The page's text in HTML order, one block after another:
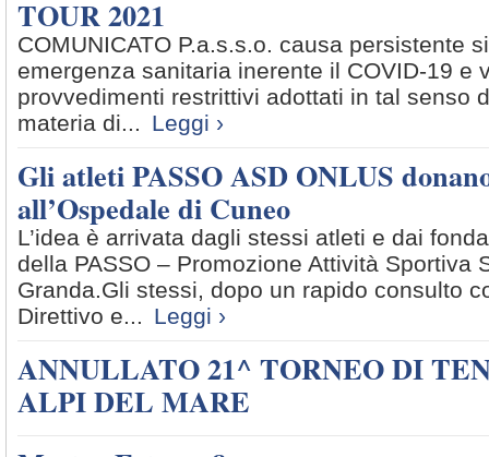
TOUR 2021
COMUNICATO P.a.s.s.o. causa persistente
emergenza sanitaria inerente il COVID-19 e
provvedimenti restrittivi adottati in tal senso
materia di... Leggi ›
Gli atleti PASSO ASD ONLUS
all’Ospedale di Cuneo
L’idea è arrivata dagli stessi atleti e dai
della PASSO – Promozione Attività Sportiva
Granda.Gli stessi, dopo un rapido consulto
Direttivo e... Leggi ›
ANNULLATO 21^ TORNEO DI
ALPI DEL MARE